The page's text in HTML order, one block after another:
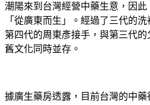
潮陽來到台灣經營中藥生意，因
「從廣東而生」。經過了三代的
第四代的周東彥接手，與第三代
舊文化同時並存。
據廣生藥房透露，目前台灣的中